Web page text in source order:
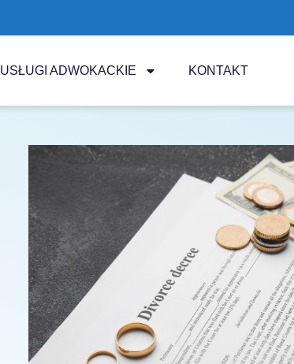
USŁUGI ADWOKACKIE KONTAKT